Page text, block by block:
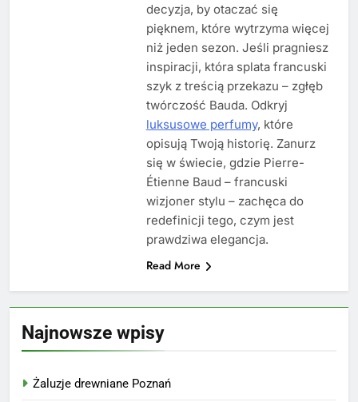
decyzja, by otaczać się
pięknem, które wytrzyma więcej
niż jeden sezon. Jeśli pragniesz
inspiracji, która splata francuski
szyk z treścią przekazu – zgłęb
twórczość Bauda. Odkryj
luksusowe perfumy, które
opisują Twoją historię. Zanurz
się w świecie, gdzie Pierre-
Étienne Baud – francuski
wizjoner stylu – zachęca do
redefinicji tego, czym jest
prawdziwa elegancja.
Read More
Najnowsze wpisy
Żaluzje drewniane Poznań